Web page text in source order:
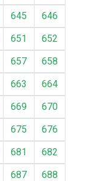
645
646
651
652
657
658
663
664
669
670
675
676
681
682
687
688